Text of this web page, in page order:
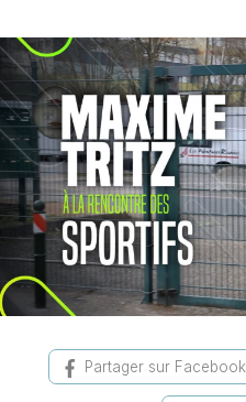
Partager sur Facebook